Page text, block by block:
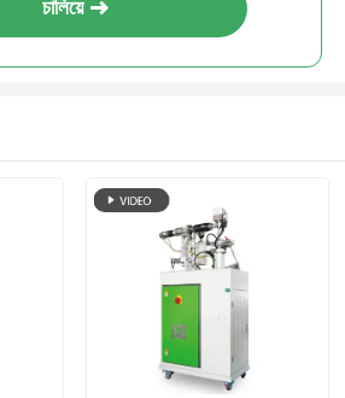
চালিয়ে